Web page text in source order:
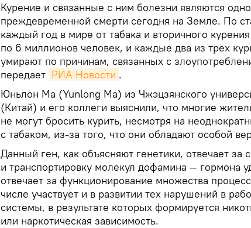
Курение и связанные с ним болезни являются
преждевременной смерти сегодня на Земле. По
каждый год в мире от табака и вторичного
по 6 миллионов человек, и каждые два из трех
умирают по причинам, связанных с
передает РИА Новости .
Юньлон Ма (Yunlong Ma) из Чжэцзянского
(Китай) и его коллеги выяснили, что многие
не могут бросить курить, несмотря на
с табаком, из-за того, что они обладают особой
Данный ген, как объясняют генетики, отвечает за
и транспортировку молекул дофамина — гормона
отвечает за функционирование множества
числе участвует и в развитии тех нарушений в
системы, в результате которых формируется
или наркотическая зависимость.